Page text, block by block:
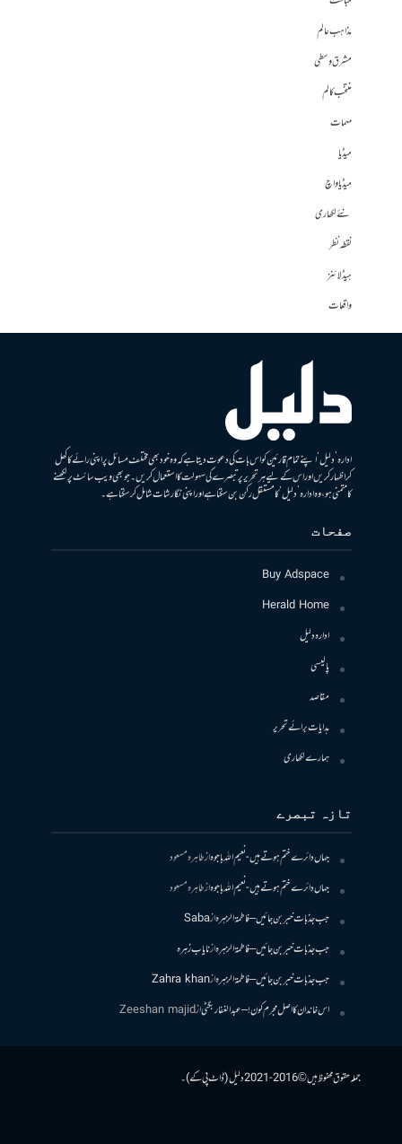
مذاہب عالم
مشرق وسطی
منتخب کالم
مہمات
میڈیا
میڈیا واچ
نئے لکھاری
نقطہ نظر
ہیڈلائنز
واقعات
ادارہ ’دلیل‘ اپنے تمام قارئین کو اس بات کی دعوت دیتا ہے کہ وہ خود بھی مختلف مسائل پر اپنی رائے کا کھل
کر اظہار کریں اور اس کے لیے ہر تحریر پر تبصرے کی سہولت کا استعمال کریں۔ جو بھی ویب سائٹ پر لکھنے
کا متمنی ہو، وہ ادارہ ’دلیل‘ کا مستقل رکن بن سکتا ہے اور اپنی نگارشات شامل کرسکتا ہے۔
صفحات
Buy Adspace
Herald Home
ادارہ دلیل
پالیسی
مقاصد
ہدایات برائے تحریر
ہمارے لکھاری
تازہ تبصرے
جہاں دائرے ختم ہوتے ہیں- نعیم اللہ باجوہازطاہرہ مسعود
جہاں دائرے ختم ہوتے ہیں- نعیم اللہ باجوہازطاہرہ مسعود
جب جذبات خبر بن جائیں – فاطمۃالزہرہازSaba
جب جذبات خبر بن جائیں – فاطمۃالزہرہازنایاب زہرہ
جب جذبات خبر بن جائیں – فاطمۃالزہرہازZahra khan
اس خاندان کا اصل مجرم کون! – عبدالغفار بگٹیازZeeshan majid
جملہ حقوق محفوظ ہیں © 2016-2021 دلیل (ڈاٹ پی کے)۔